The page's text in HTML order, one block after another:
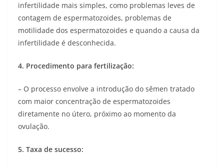
infertilidade mais simples, como problemas leves de
contagem de espermatozoides, problemas de
motilidade dos espermatozoides e quando a causa da
infertilidade é desconhecida.
4. Procedimento para fertilização:
– O processo envolve a introdução do sêmen tratado
com maior concentração de espermatozoides
diretamente no útero, próximo ao momento da
ovulação.
5. Taxa de sucesso: